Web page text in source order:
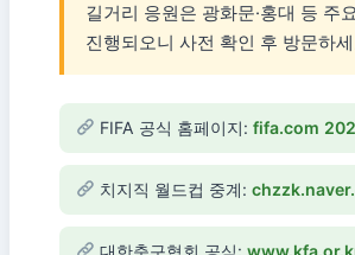
길거리 응원은 광화문·홍대 등 주
진행되오니 사전 확인 후 방문하
FIFA 공식 홈페이지:fifa.com
치지직 월드컵 중계:
대한축구협회 공식: